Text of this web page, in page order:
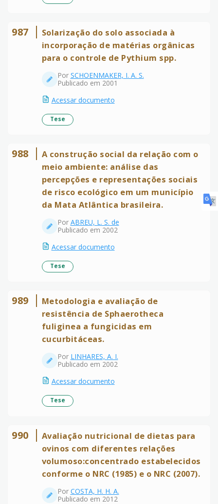
987
Solarização do solo associada à
incorporação de matérias orgânicas
para o controle de Pythium spp.
Por SCHOENMAKER, I. A. S.
Publicado em 2001
Acessar documento
Tese
988
A construção social da relação com o
meio ambiente: análise das
percepções e representações sociais
de risco ecológico em um município
da Mata Atlântica brasileira.
Por ABREU, L. S. de
Publicado em 2002
Acessar documento
Tese
989
Metodologia e avaliação de
resistência de Sphaerotheca
fuliginea a fungicidas em
cucurbitáceas.
Por LINHARES, A. I.
Publicado em 2002
Acessar documento
Tese
990
Avaliação nutricional de dietas para
ovinos com diferentes relações
volumoso:concentrado estabelecidos
conforme o NRC (1985) e o NRC (2007).
Por COSTA, H. H. A.
Publicado em 2012